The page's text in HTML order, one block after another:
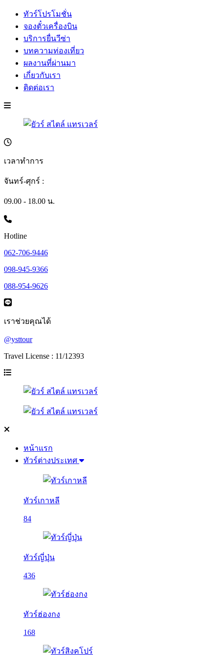
ทัวร์โปรโมชั่น
จองตั๋วเครื่องบิน
บริการยื่นวีซ่า
บทความท่องเที่ยว
ผลงานที่ผ่านมา
เกี่ยวกับเรา
ติดต่อเรา
เวลาทำการ
จันทร์-ศุกร์ :
09.00 - 18.00 น.
Hotline
062-706-9446
098-945-9366
088-954-9626
เราช่วยคุณได้
@ysttour
Travel License : 11/12393
หน้าแรก
ทัวร์ต่างประเทศ
ทัวร์เกาหลี
84
ทัวร์ญี่ปุ่น
436
ทัวร์ฮ่องกง
168